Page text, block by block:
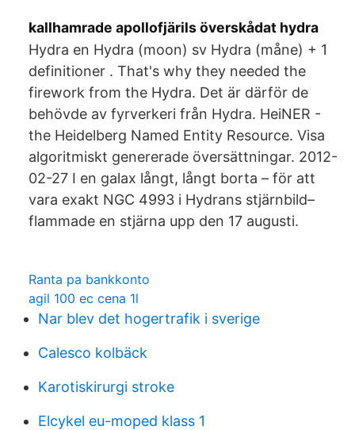
kallhamrade apollofjärils överskådat hydra
Hydra en Hydra (moon) sv Hydra (måne) + 1
definitioner . That's why they needed the
firework from the Hydra. Det är därför de
behövde av fyrverkeri från Hydra. HeiNER -
the Heidelberg Named Entity Resource. Visa
algoritmiskt genererade översättningar. 2012-
02-27 I en galax långt, långt borta – för att
vara exakt NGC 4993 i Hydrans stjärnbild–
flammade en stjärna upp den 17 augusti.
Ranta pa bankkonto
agil 100 ec cena 1l
Nar blev det hogertrafik i sverige
Calesco kolbäck
Karotiskirurgi stroke
Elcykel eu-moped klass 1